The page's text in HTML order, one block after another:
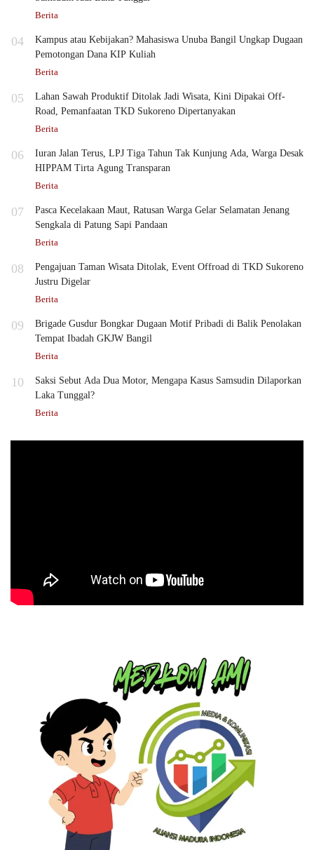
Berita
04
Kampus atau Kebijakan? Mahasiswa Unuba Bangil Ungkap Dugaan
Pemotongan Dana KIP Kuliah
Berita
05
Lahan Sawah Produktif Ditolak Jadi Wisata, Kini Dipakai Off-
Road, Pemanfaatan TKD Sukoreno Dipertanyakan
Berita
06
Iuran Jalan Terus, LPJ Tiga Tahun Tak Kunjung Ada, Warga Desak
HIPPAM Tirta Agung Transparan
Berita
07
Pasca Kecelakaan Maut, Ratusan Warga Gelar Selamatan Jenang
Sengkala di Patung Sapi Pandaan
Berita
08
Pengajuan Taman Wisata Ditolak, Event Offroad di TKD Sukoreno
Justru Digelar
Berita
09
Brigade Gusdur Bongkar Dugaan Motif Pribadi di Balik Penolakan
Tempat Ibadah GKJW Bangil
Berita
10
Saksi Sebut Ada Dua Motor, Mengapa Kasus Samsudin Dilaporkan
Laka Tunggal?
Berita